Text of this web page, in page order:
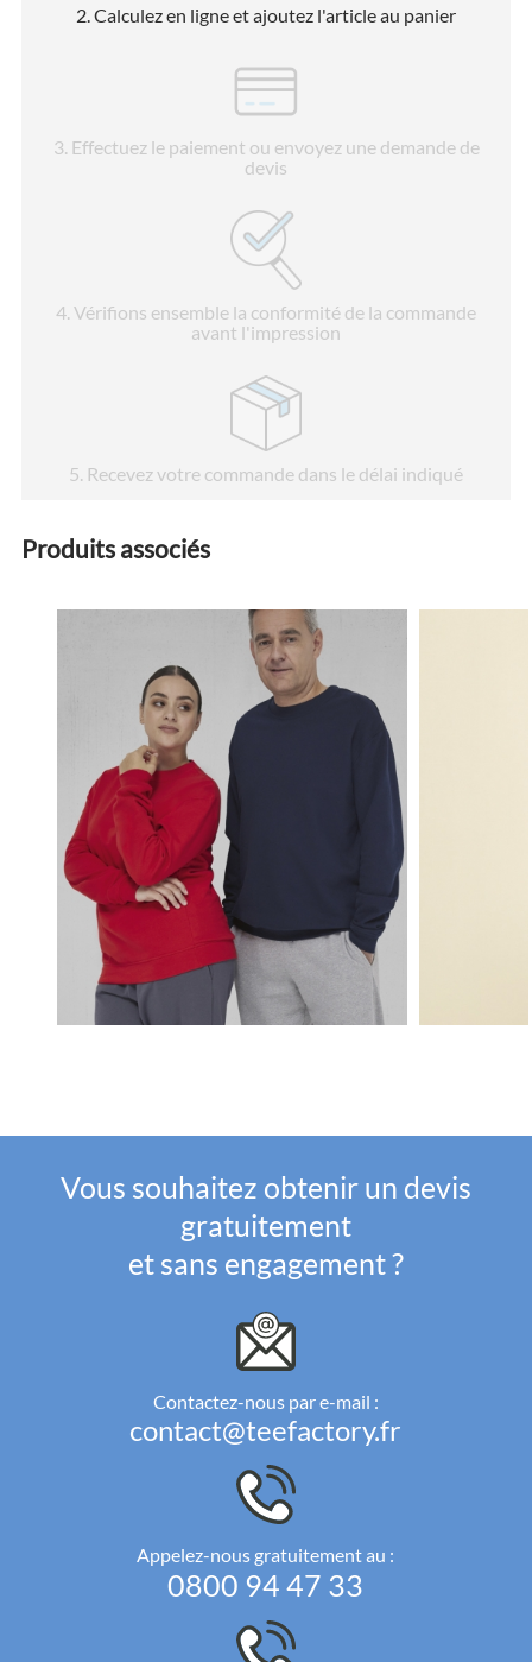
2. Calculez en ligne et ajoutez l'article au panier
3. Effectuez le paiement ou envoyez une demande de
devis
4. Vérifions ensemble la conformité de la commande
avant l'impression
5. Recevez votre commande dans le délai indiqué
Produits associés
Vous souhaitez obtenir un devis
gratuitement
et sans engagement ?
Contactez-nous par e-mail :
contact@teefactory.fr
Appelez-nous gratuitement au :
0800 94 47 33